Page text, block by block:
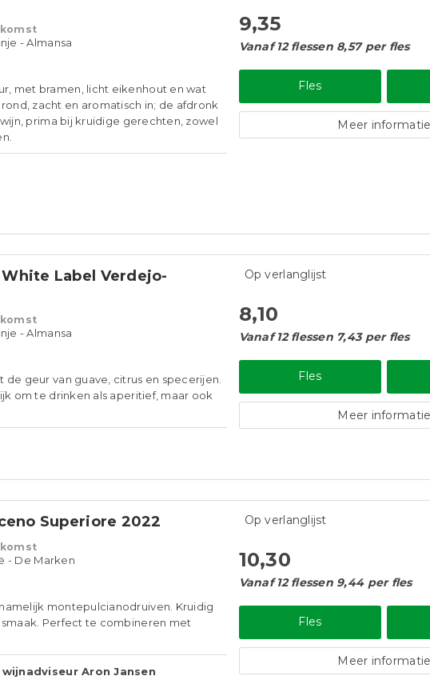
- Almansa
met bramen, licht eikenhout en wat
zacht en aromatisch in; de afdronk
prima bij kruidige gerechten, zowel
9,35
Vanaf 12 flessen 8,57 per fles
Fles
Meer informatie
Label Verdejo-
- Almansa
geur van guave, citrus en specerijen.
om te drinken als aperitief, maar ook
Op verlanglijst
8,10
Vanaf 12 flessen 7,43 per fles
Fles
Meer informatie
Superiore 2022
- De Marken
montepulcianodruiven. Kruidig
Perfect te combineren met
Aron Jansen
Op verlanglijst
10,30
Vanaf 12 flessen 9,44 per fles
Fles
Meer informatie